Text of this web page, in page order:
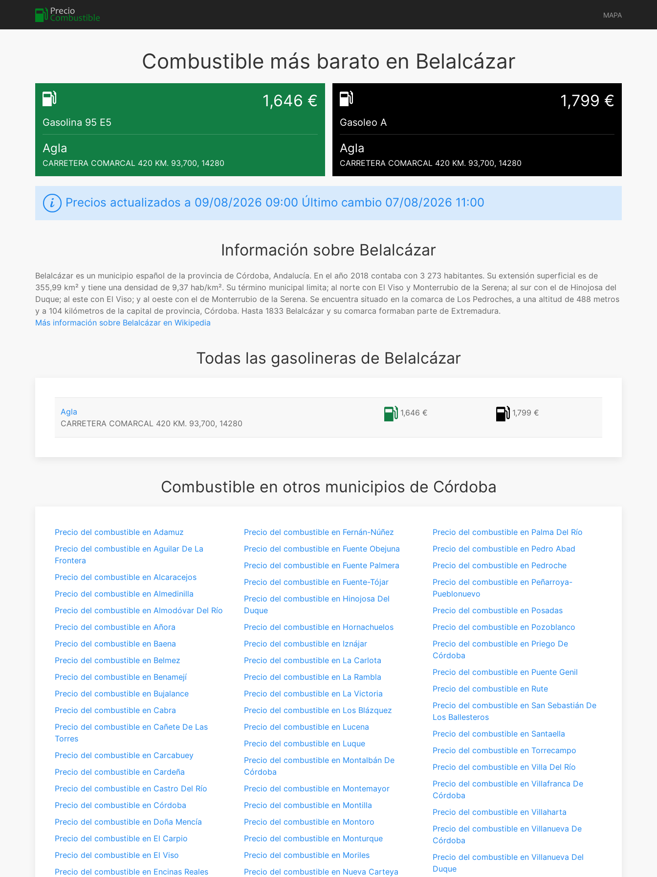
MAPA
Combustible más barato en Belalcázar
1,646 €
Gasolina 95 E5
Agla
CARRETERA COMARCAL 420 KM. 93,700, 14280
1,799 €
Gasoleo A
Agla
CARRETERA COMARCAL 420 KM. 93,700, 14280
Precios actualizados a 09/08/2026 09:00 Último cambio 07/08/2026 11:00
Información sobre Belalcázar
Belalcázar es un municipio español de la provincia de Córdoba, Andalucía. En el año 2018 contaba con 3 273 habitantes. Su extensión superficial es de
355,99 km² y tiene una densidad de 9,37 hab/km². Su término municipal limita; al norte con El Viso y Monterrubio de la Serena; al sur con el de Hinojosa del
Duque; al este con El Viso; y al oeste con el de Monterrubio de la Serena. Se encuentra situado en la comarca de Los Pedroches, a una altitud de 488 metros
y a 104 kilómetros de la capital de provincia, Córdoba. Hasta 1833 Belalcázar y su comarca formaban parte de Extremadura.
Más información sobre Belalcázar en Wikipedia
Todas las gasolineras de Belalcázar
Agla
CARRETERA COMARCAL 420 KM. 93,700, 14280
1,646 € 1,799 €
Combustible en otros municipios de Córdoba
Precio del combustible en Adamuz
Precio del combustible en Aguilar De La
Frontera
Precio del combustible en Alcaracejos
Precio del combustible en Almedinilla
Precio del combustible en Almodóvar Del Río
Precio del combustible en Añora
Precio del combustible en Baena
Precio del combustible en Belmez
Precio del combustible en Benamejí
Precio del combustible en Bujalance
Precio del combustible en Cabra
Precio del combustible en Cañete De Las
Torres
Precio del combustible en Carcabuey
Precio del combustible en Cardeña
Precio del combustible en Castro Del Río
Precio del combustible en Córdoba
Precio del combustible en Doña Mencía
Precio del combustible en El Carpio
Precio del combustible en El Viso
Precio del combustible en Encinas Reales
Precio del combustible en Fernán-Núñez
Precio del combustible en Fuente Obejuna
Precio del combustible en Fuente Palmera
Precio del combustible en Fuente-Tójar
Precio del combustible en Hinojosa Del
Duque
Precio del combustible en Hornachuelos
Precio del combustible en Iznájar
Precio del combustible en La Carlota
Precio del combustible en La Rambla
Precio del combustible en La Victoria
Precio del combustible en Los Blázquez
Precio del combustible en Lucena
Precio del combustible en Luque
Precio del combustible en Montalbán De
Córdoba
Precio del combustible en Montemayor
Precio del combustible en Montilla
Precio del combustible en Montoro
Precio del combustible en Monturque
Precio del combustible en Moriles
Precio del combustible en Nueva Carteya
Precio del combustible en Palma Del Río
Precio del combustible en Pedro Abad
Precio del combustible en Pedroche
Precio del combustible en Peñarroya-
Pueblonuevo
Precio del combustible en Posadas
Precio del combustible en Pozoblanco
Precio del combustible en Priego De
Córdoba
Precio del combustible en Puente Genil
Precio del combustible en Rute
Precio del combustible en San Sebastián De
Los Ballesteros
Precio del combustible en Santaella
Precio del combustible en Torrecampo
Precio del combustible en Villa Del Río
Precio del combustible en Villafranca De
Córdoba
Precio del combustible en Villaharta
Precio del combustible en Villanueva De
Córdoba
Precio del combustible en Villanueva Del
Duque